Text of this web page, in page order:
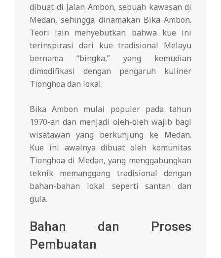
dibuat di Jalan Ambon, sebuah kawasan di
Medan, sehingga dinamakan Bika Ambon.
Teori lain menyebutkan bahwa kue ini
terinspirasi dari kue tradisional Melayu
bernama “bingka,” yang kemudian
dimodifikasi dengan pengaruh kuliner
Tionghoa dan lokal.
Bika Ambon mulai populer pada tahun
1970-an dan menjadi oleh-oleh wajib bagi
wisatawan yang berkunjung ke Medan.
Kue ini awalnya dibuat oleh komunitas
Tionghoa di Medan, yang menggabungkan
teknik memanggang tradisional dengan
bahan-bahan lokal seperti santan dan
gula.
Bahan dan Proses
Pembuatan